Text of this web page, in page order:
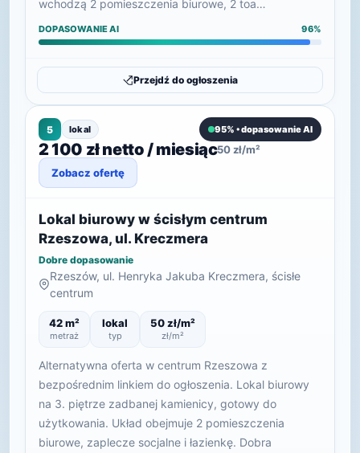
wchodzą 2 pomieszczenia biurowe, 2 toa…
DOPASOWANIE AI 96%
Przejdź do ogłoszenia
5 lokal 95% • dopasowanie AI
2 100 zł netto / miesiąc50 zł/m²
Zobacz ofertę
Lokal biurowy w ścisłym centrum
Rzeszowa, ul. Kreczmera
Dobre dopasowanie
Rzeszów, ul. Henryka Jakuba Kreczmera, ścisłe
centrum
42 m²
metraż
lokal
typ
50 zł/m²
zł/m²
Alternatywna oferta w centrum Rzeszowa z
bezpośrednim linkiem do ogłoszenia. Lokal biurowy
na 3. piętrze zadbanej kamienicy, gotowy do
użytkowania. Układ obejmuje 2 pomieszczenia
biurowe, zaplecze socjalne i łazienkę. Dobra